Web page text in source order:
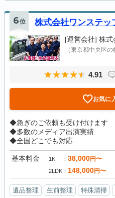
6位 株式会社ワンステッ
[運営会社] 株式
（東京都中央区の
4.91
お気に
◆急ぎのご依頼も受け付けます
◆多数のメディア出演実績
◆全国どこでも対応...
基本料金 1K 38,000円〜
2LDK 148,000円〜
遺品整理 生前整理 特殊清掃